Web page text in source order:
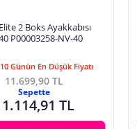
2 Boks Ayakkabısı
P00003258-NV-40
Günün En Düşük Fiyatı
11.699,90 TL
Sepette
TL